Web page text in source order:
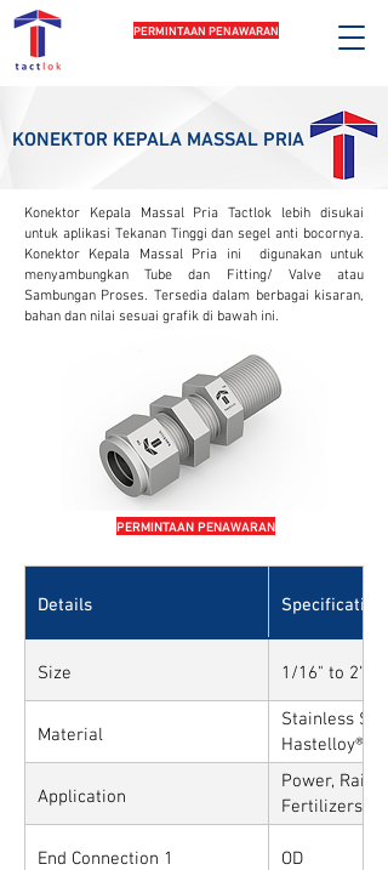
PERMINTAAN PENAWARAN
KONEKTOR KEPALA MASSAL PRIA
Konektor Kepala Massal Pria Tactlok lebih disukai
untuk aplikasi Tekanan Tinggi dan segel anti bocornya.
Konektor Kepala Massal Pria ini digunakan untuk
menyambungkan Tube dan Fitting/ Valve atau
Sambungan Proses. Tersedia dalam berbagai kisaran,
bahan dan nilai sesuai grafik di bawah ini.
PERMINTAAN PENAWARAN
Details Specifications
Size 1/16" to 2"
Material
Stainless
Hastelloy®,
Alloys
Application
Power,
Fertilizers,
Sytems,
End Connection 1
OD